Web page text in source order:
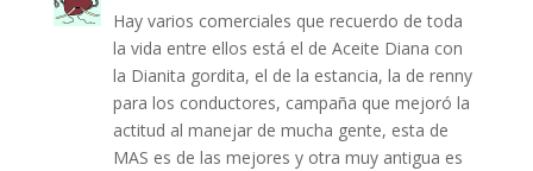
Hay varios comerciales que recuerdo de toda
la vida entre ellos está el de Aceite Diana con
la Dianita gordita, el de la estancia, la de renny
para los conductores, campaña que mejoró la
actitud al manejar de mucha gente, esta de
MAS es de las mejores y otra muy antigua es